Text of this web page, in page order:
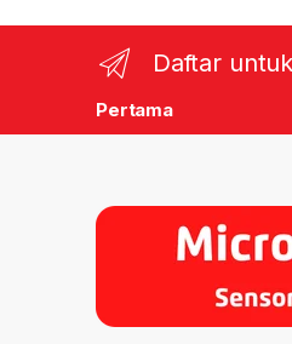
Daftar
Pertama